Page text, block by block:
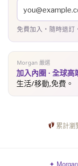
免費加入・隨時退訂
Morgan 嚴選
加入內圈 · 全球
生活/移動,免費。
累計瀏
✦